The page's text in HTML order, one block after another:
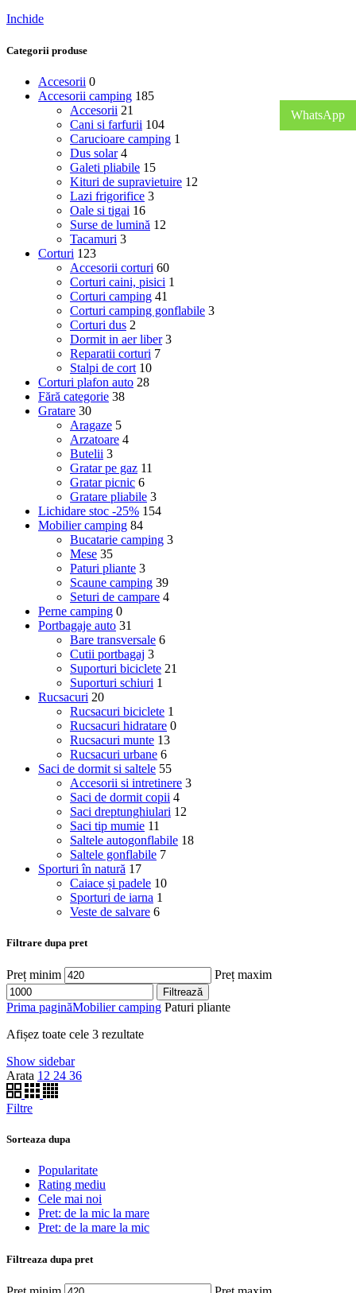
Inchide
Categorii produse
Accesorii 0
Accesorii camping 185
Accesorii 21
Cani si farfurii 104
Carucioare camping 1
Dus solar 4
Galeti pliabile 15
Kituri de supravietuire 12
Lazi frigorifice 3
Oale si tigai 16
Surse de lumină 12
Tacamuri 3
Corturi 123
Accesorii corturi 60
Corturi caini, pisici 1
Corturi camping 41
Corturi camping gonflabile 3
Corturi dus 2
Dormit in aer liber 3
Reparatii corturi 7
Stalpi de cort 10
Corturi plafon auto 28
Fără categorie 38
Gratare 30
Aragaze 5
Arzatoare 4
Butelii 3
Gratar pe gaz 11
Gratar picnic 6
Gratare pliabile 3
Lichidare stoc -25% 154
Mobilier camping 84
Bucatarie camping 3
Mese 35
Paturi pliante 3
Scaune camping 39
Seturi de campare 4
Perne camping 0
Portbagaje auto 31
Bare transversale 6
Cutii portbagaj 3
Suporturi biciclete 21
Suporturi schiuri 1
Rucsacuri 20
Rucsacuri biciclete 1
Rucsacuri hidratare 0
Rucsacuri munte 13
Rucsacuri urbane 6
Saci de dormit si saltele 55
Accesorii si intretinere 3
Saci de dormit copii 4
Saci dreptunghiulari 12
Saci tip mumie 11
Saltele autogonflabile 18
Saltele gonflabile 7
Sporturi în natură 17
Caiace și padele 10
Sporturi de iarna 1
Veste de salvare 6
Filtrare dupa pret
Preț minim Preț maxim
Filtrează
Prima paginăMobilier camping Paturi pliante
Afișez toate cele 3 rezultate
Show sidebar
Arata 12 24 36
Filtre
Sorteaza dupa
Popularitate
Rating mediu
Cele mai noi
Pret: de la mic la mare
Pret: de la mare la mic
Filtreaza dupa pret
WhatsApp